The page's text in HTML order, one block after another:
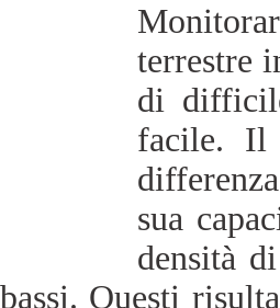
terrestre
di
facile. Il
sua
densità
Questi